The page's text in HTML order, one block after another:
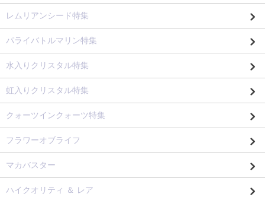
レムリアンシード特集
パライバトルマリン特集
水入りクリスタル特集
虹入りクリスタル特集
クォーツインクォーツ特集
フラワーオブライフ
マカバスター
ハイクオリティ ＆ レア